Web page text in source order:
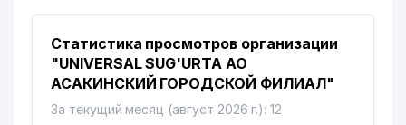
Статистика просмотров организации
"UNIVERSAL SUG'URTA АО
АСАКИНСКИЙ ГОРОДСКОЙ ФИЛИАЛ"
За текущий месяц (август 2026 г.): 12